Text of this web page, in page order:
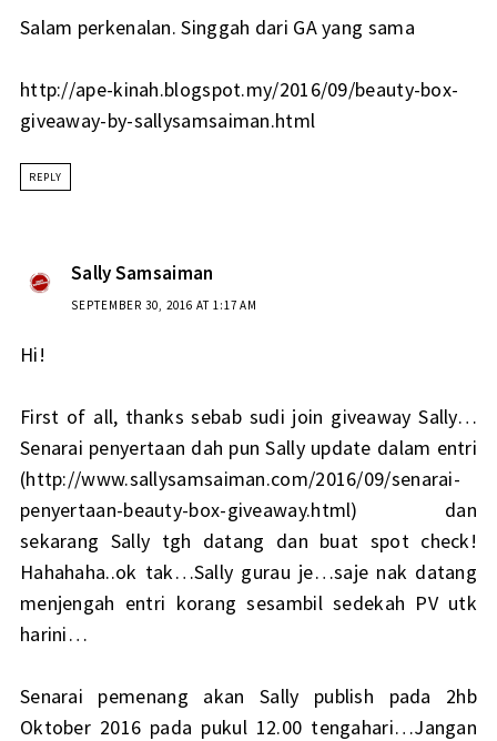
Salam perkenalan. Singgah dari GA yang sama
http://ape-kinah.blogspot.my/2016/09/beauty-box-
giveaway-by-sallysamsaiman.html
REPLY
Sally Samsaiman
SEPTEMBER 30, 2016 AT 1:17 AM
Hi!
First of all, thanks sebab sudi join giveaway Sally…
Senarai penyertaan dah pun Sally update dalam entri
(http://www.sallysamsaiman.com/2016/09/senarai-
penyertaan-beauty-box-giveaway.html) dan
sekarang Sally tgh datang dan buat spot check!
Hahahaha..ok tak…Sally gurau je…saje nak datang
menjengah entri korang sesambil sedekah PV utk
harini…
Senarai pemenang akan Sally publish pada 2hb
Oktober 2016 pada pukul 12.00 tengahari…Jangan